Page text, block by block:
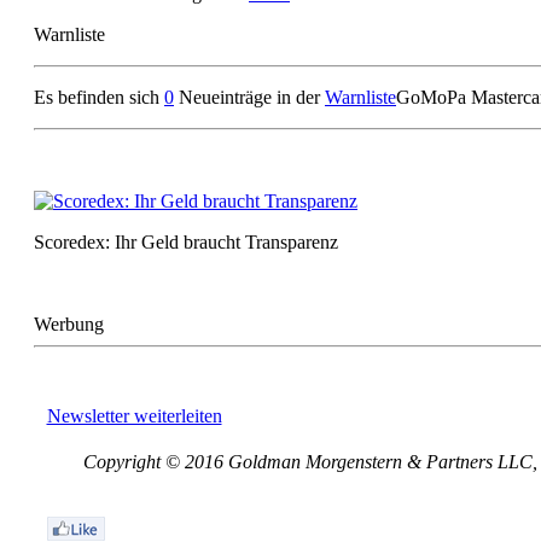
Warnliste
Es befinden sich 0 Neueinträge in derWarnlisteGoMoPa
Scoredex: Ihr Geld braucht Transparenz
Werbung
Newsletter weiterleiten
Copyright © 2016 Goldman Morgenstern & Partners LLC,